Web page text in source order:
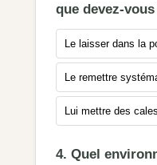
que devez-
Le laisser dans la
Le remettre
Lui mettre des
4. Quel